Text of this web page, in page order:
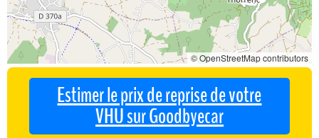
© OpenStreetMap contributors
Estimer le prix de reprise de votre
VHU sur Goodbyecar